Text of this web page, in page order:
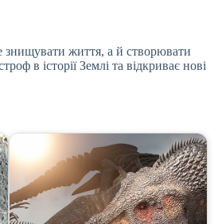
знищувати життя, а й створювати
в історії Землі та відкриває нові